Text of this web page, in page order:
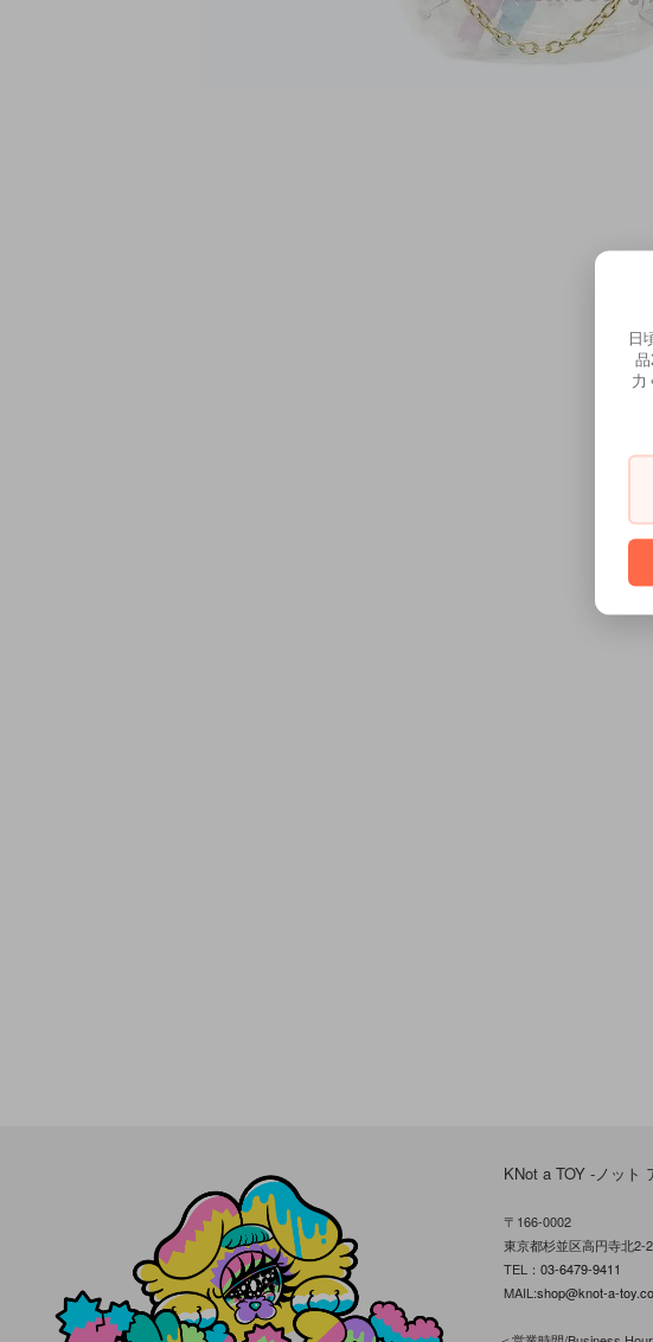
KNot a TOY -ノット
〒166-0002
東京都杉並区高円寺北2-
TEL：03-6479-9411
MAIL:shop@knot-a-
日
力